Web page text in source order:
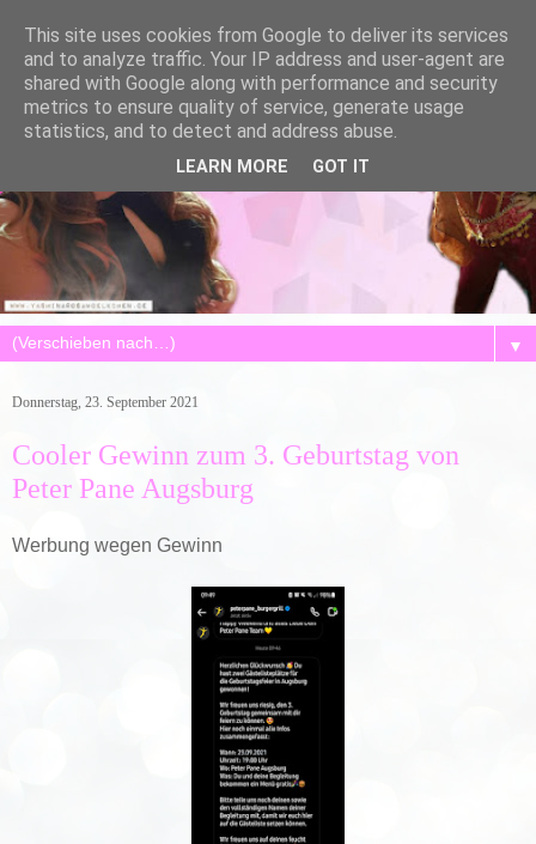
▼
Donnerstag, 23. September 2021
Cooler Gewinn zum 3. Geburtstag von
Peter Pane Augsburg
Werbung wegen Gewinn
This site uses cookies from Google to deliver its services
and to analyze traffic. Your IP address and user-agent are
shared with Google along with performance and security
metrics to ensure quality of service, generate usage
statistics, and to detect and address abuse.
LEARN MORE GOT IT